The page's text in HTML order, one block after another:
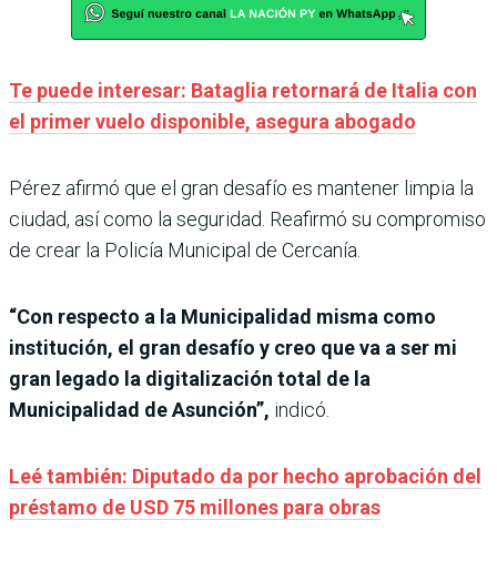
Te puede interesar: Bataglia retornará de Italia con
el primer vuelo disponible, asegura abogado
Pérez afirmó que el gran desafío es mantener limpia la
ciudad, así como la seguridad. Reafirmó su compromiso
de crear la Policía Municipal de Cercanía.
“Con respecto a la Municipalidad misma como
institución, el gran desafío y creo que va a ser mi
gran legado la digitalización total de la
Municipalidad de Asunción”, indicó.
Leé también: Diputado da por hecho aprobación del
préstamo de USD 75 millones para obras